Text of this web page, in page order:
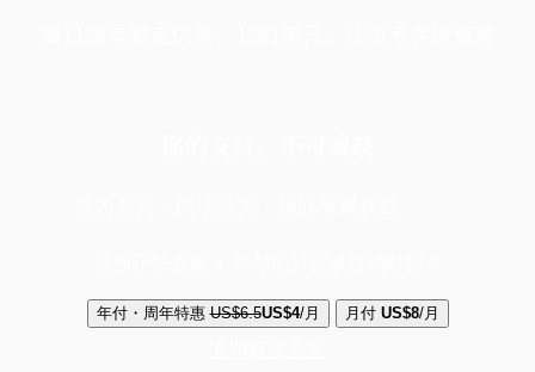
年付・周年特惠 US$6.5US$4/月 月付 US$8/月